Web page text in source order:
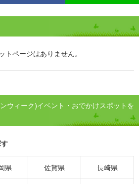
ページはありません。
ウィーク)イベント・おでかけスポットを
県 佐賀県 長崎県